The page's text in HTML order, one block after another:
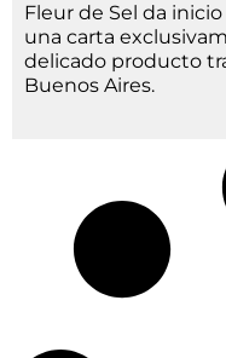
Fleur de Sel da
una carta
delicado producto
Buenos Aires.